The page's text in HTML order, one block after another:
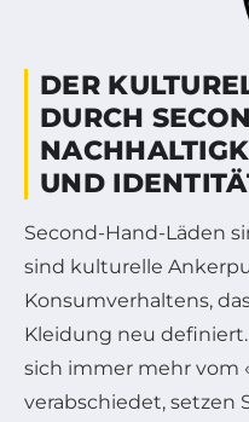
DER
DURCH
UND
Second-Hand-Läden
sind kulturelle
Konsumverhaltens,
Kleidung neu
sich immer mehr vom
verabschiedet, setzen